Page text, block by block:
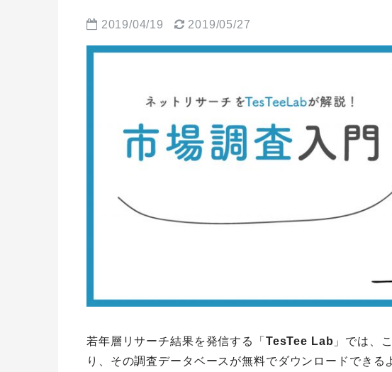
2019/04/19 2019/05/27
若年層リサーチ結果を発信する「 TesTee Lab 」では、
り、その調査データベースが無料でダウンロードできる